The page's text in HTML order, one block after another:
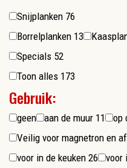
Snijplanken 76
Borrelplanken 13
Specials 52
Toon alles 173
Gebruik:
geen aan de muur 11 op
Veilig voor magnetron en
voor in de keuken 26 voor